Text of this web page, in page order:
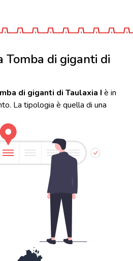
Tomba di giganti di
di giganti di Taulaxia I è in
La tipologia è quella di una